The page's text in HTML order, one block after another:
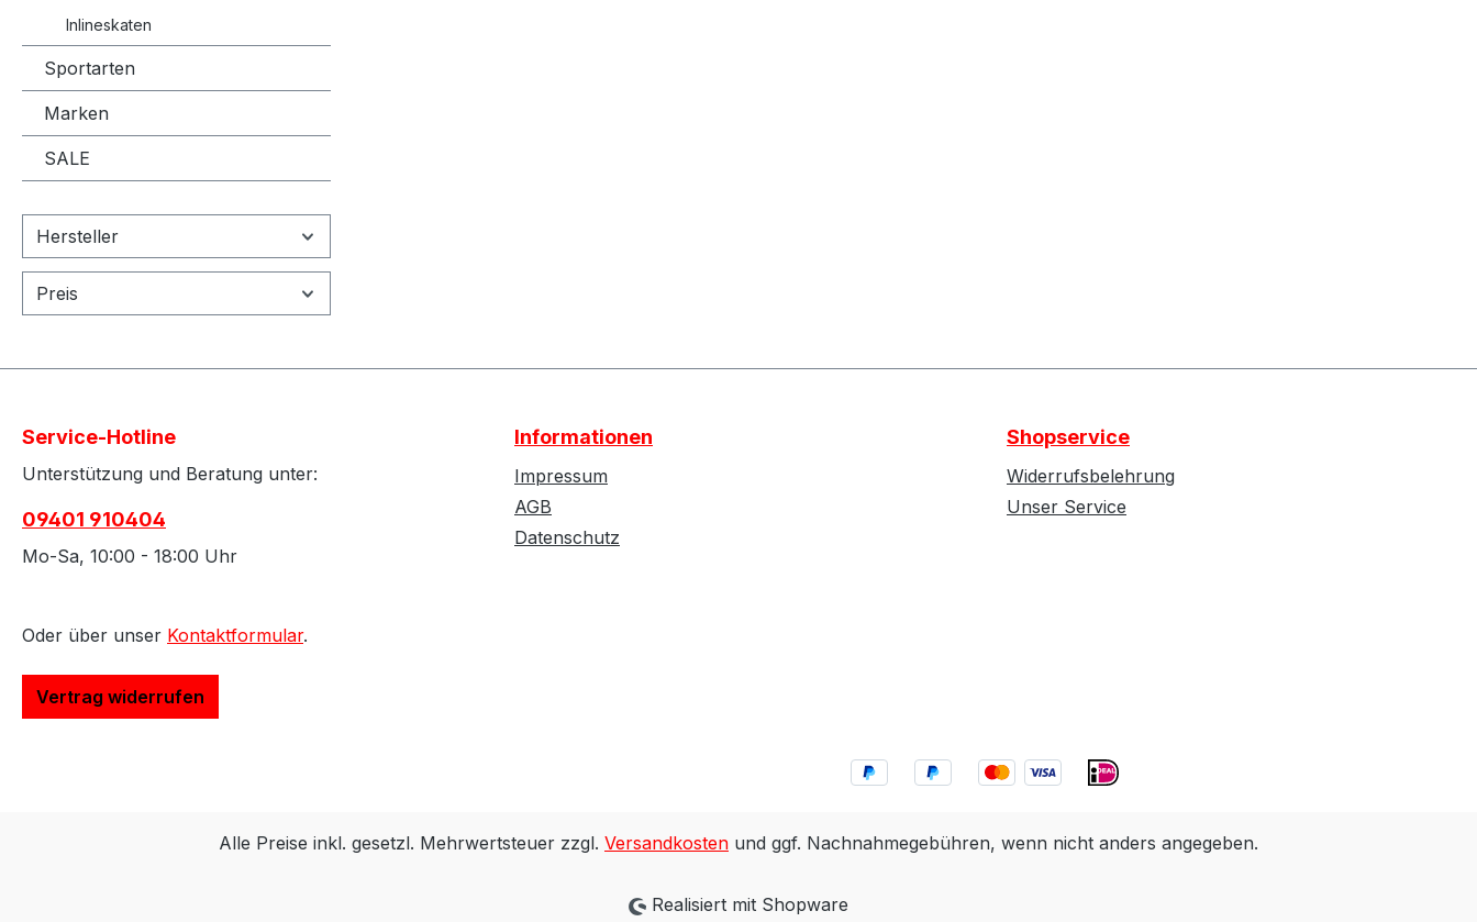
Inlineskaten
Sportarten
Marken
SALE
Hersteller
Preis
Service-Hotline
Unterstützung und Beratung unter:
09401 910404
Mo-Sa, 10:00 - 18:00 Uhr
Oder über unser Kontaktformular.
Vertrag widerrufen
Informationen
Impressum
AGB
Datenschutz
Shopservice
Widerrufsbelehrung
Unser Service
Alle Preise inkl. gesetzl. Mehrwertsteuer zzgl. Versandkosten und ggf. Nachnahmegebühren, wenn nicht anders angegeben.
Realisiert mit Shopware